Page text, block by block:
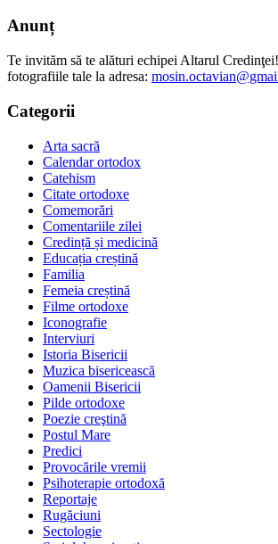
Anunț
Te invităm să te alături echipei Altarul
fotografiile tale la adresa:
Categorii
Arta sacră
Calendar ortodox
Catehism
Citate ortodoxe
Comemorări
Comentariile zilei
Credință și medicină
Educația creștină
Familia
Femeia creștină
Filme ortodoxe
Iconografie
Interviuri
Istoria Bisericii
Muzica bisericească
Oamenii Bisericii
Pilde ortodoxe
Poezie creştină
Postul Mare
Predici
Provocările vremii
Psihoterapie ortodoxă
Reportaje
Rugăciuni
Sectologie